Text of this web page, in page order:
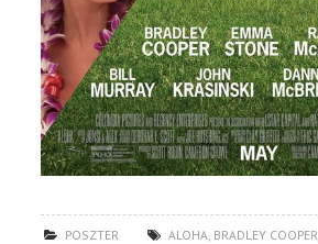
POSZTER ALOHA BRADLEY COOPER